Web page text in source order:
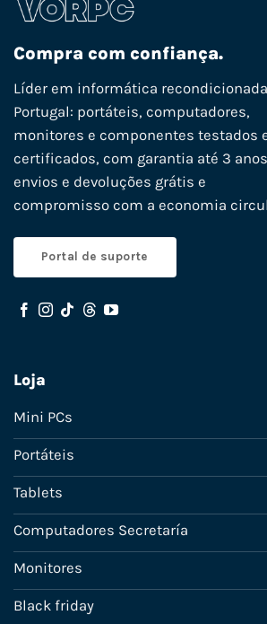
Compra com confiança.
Líder em informática
Portugal: portáteis, computadores,
monitores e componentes testados
certificados, com garantia até 3
envios e devoluções grátis e
compromisso com a economia
Portal de suporte
Loja
Mini PCs
Portáteis
Tablets
Computadores Secretaría
Monitores
Black friday